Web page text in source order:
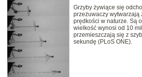
Grzyby żywiące się
przeżuwaczy
prędkości w naturze. Są
wielkość wynosi od 10
przemieszczają się z
sekundę (PLoS ONE).